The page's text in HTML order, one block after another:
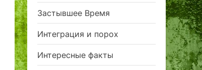
Застывшее Время
Интеграция и порох
Интересные факты